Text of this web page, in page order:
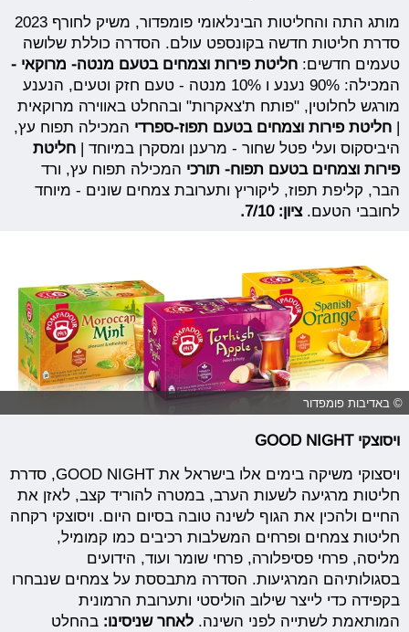
מותג התה והחליטות הבינלאומי פומפדור, משיק לחורף 2023
סדרת חליטות חדשה בקונספט עולם. הסדרה כוללת שלושה
טעמים חדשים:חליטת פירות וצמחים בטעם מנטה- מרוקאי -
המכילה: 90% נענע ו 10% מנטה - טעם חזק וטעים, הנענע
מורגש לחלוטין, "פותח ת'צאקרות" ובהחלט באווירה מרוקאית
|חליטת פירות וצמחים בטעם תפוז-ספרדי המכילה תפוח עץ,
היביסקוס ועלי פטל שחור - מרענן ומסקרן במיוחד |חליטת
פירות וצמחים בטעם תפוח- תורכי המכילה תפוח עץ, ורד
הבר, קליפת תפוז, ליקוריץ ותערובת צמחים שונים - מיוחד
לחובבי הטעם.ציון: 7/10.
© באדיבות פומפדור
ויסוצקי GOOD NIGHT
ויסצוקי משיקה בימים אלו בישראל את GOOD NIGHT, סדרת
חליטות מרגיעה לשעות הערב, במטרה להוריד קצב, לאזן את
החיים ולהכין את הגוף לשינה טובה בסיום היום. ויסוצקי רקחה
חליטות צמחים ופרחים המשלבות רכיבים כמו קמומיל,
מליסה, פרחי פסיפלורה, פרחי שומר ועוד, הידועים
בסגולותיהם המרגיעות. הסדרה מתבססת על צמחים שנבחרו
בקפידה כדי לייצר שילוב הוליסטי ותערובת הרמונית
המותאמת לשתייה לפני השינה.לאחר שניסינו: בהחלט